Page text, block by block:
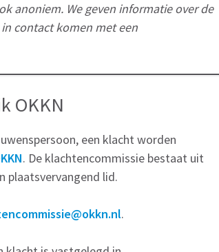
anoniem. We geven informatie over de
contact komen met een
OKKN
een klacht worden
. De klachtencommissie bestaat uit
plaatsvervangend lid.
.